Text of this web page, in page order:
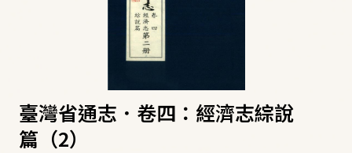
臺灣省通志．卷四：經濟志綜說
篇（2）